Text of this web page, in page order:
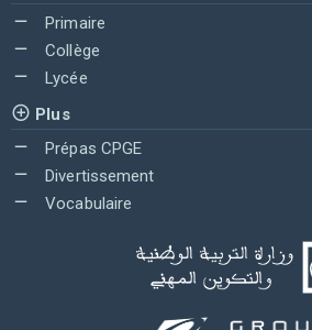
Primaire
Collège
Lycée
Plus
Prépas CPGE
Divertissement
Vocabulaire